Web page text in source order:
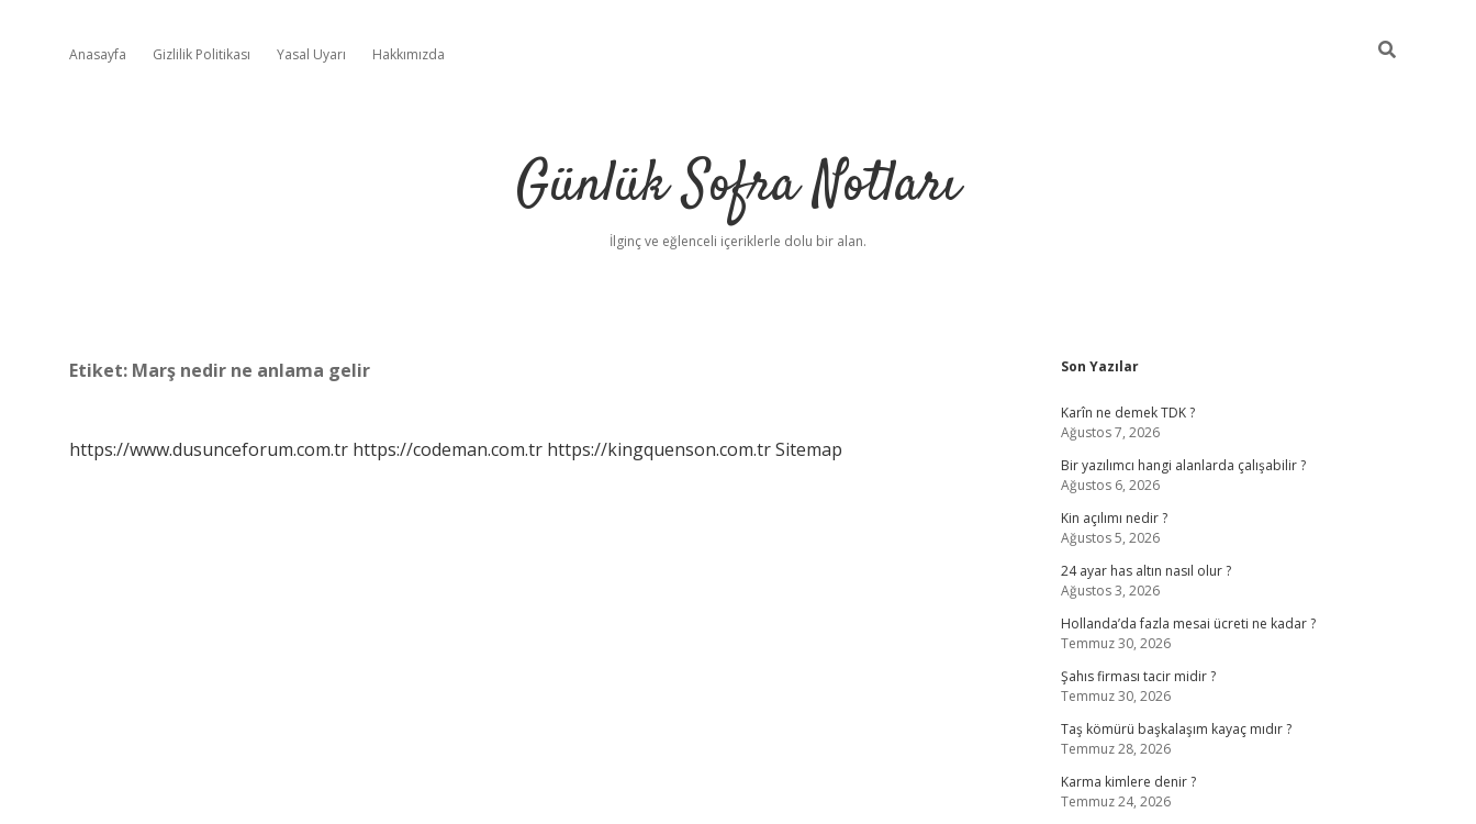
Anasayfa Gizlilik Politikası Yasal Uyarı Hakkımızda
Günlük Sofra Notları
İlginç ve eğlenceli içeriklerle dolu bir alan.
Etiket: Marş nedir ne anlama gelir
https://www.dusunceforum.com.tr https://codeman.com.tr https://kingquenson.com.trSitemap
Sidebar
Son Yazılar
Karîn ne demek TDK ?
Ağustos 7, 2026
Bir yazılımcı hangi alanlarda çalışabilir ?
Ağustos 6, 2026
Kin açılımı nedir ?
Ağustos 5, 2026
24 ayar has altın nasıl olur ?
Ağustos 3, 2026
Hollanda’da fazla mesai ücreti ne kadar ?
Temmuz 30, 2026
Şahıs firması tacir midir ?
Temmuz 30, 2026
Taş kömürü başkalaşım kayaç mıdır ?
Temmuz 28, 2026
Karma kimlere denir ?
Temmuz 24, 2026
elexbet yeni adresi